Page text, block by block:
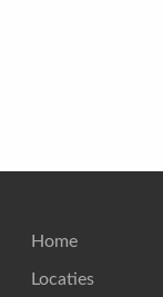
Home
Locaties